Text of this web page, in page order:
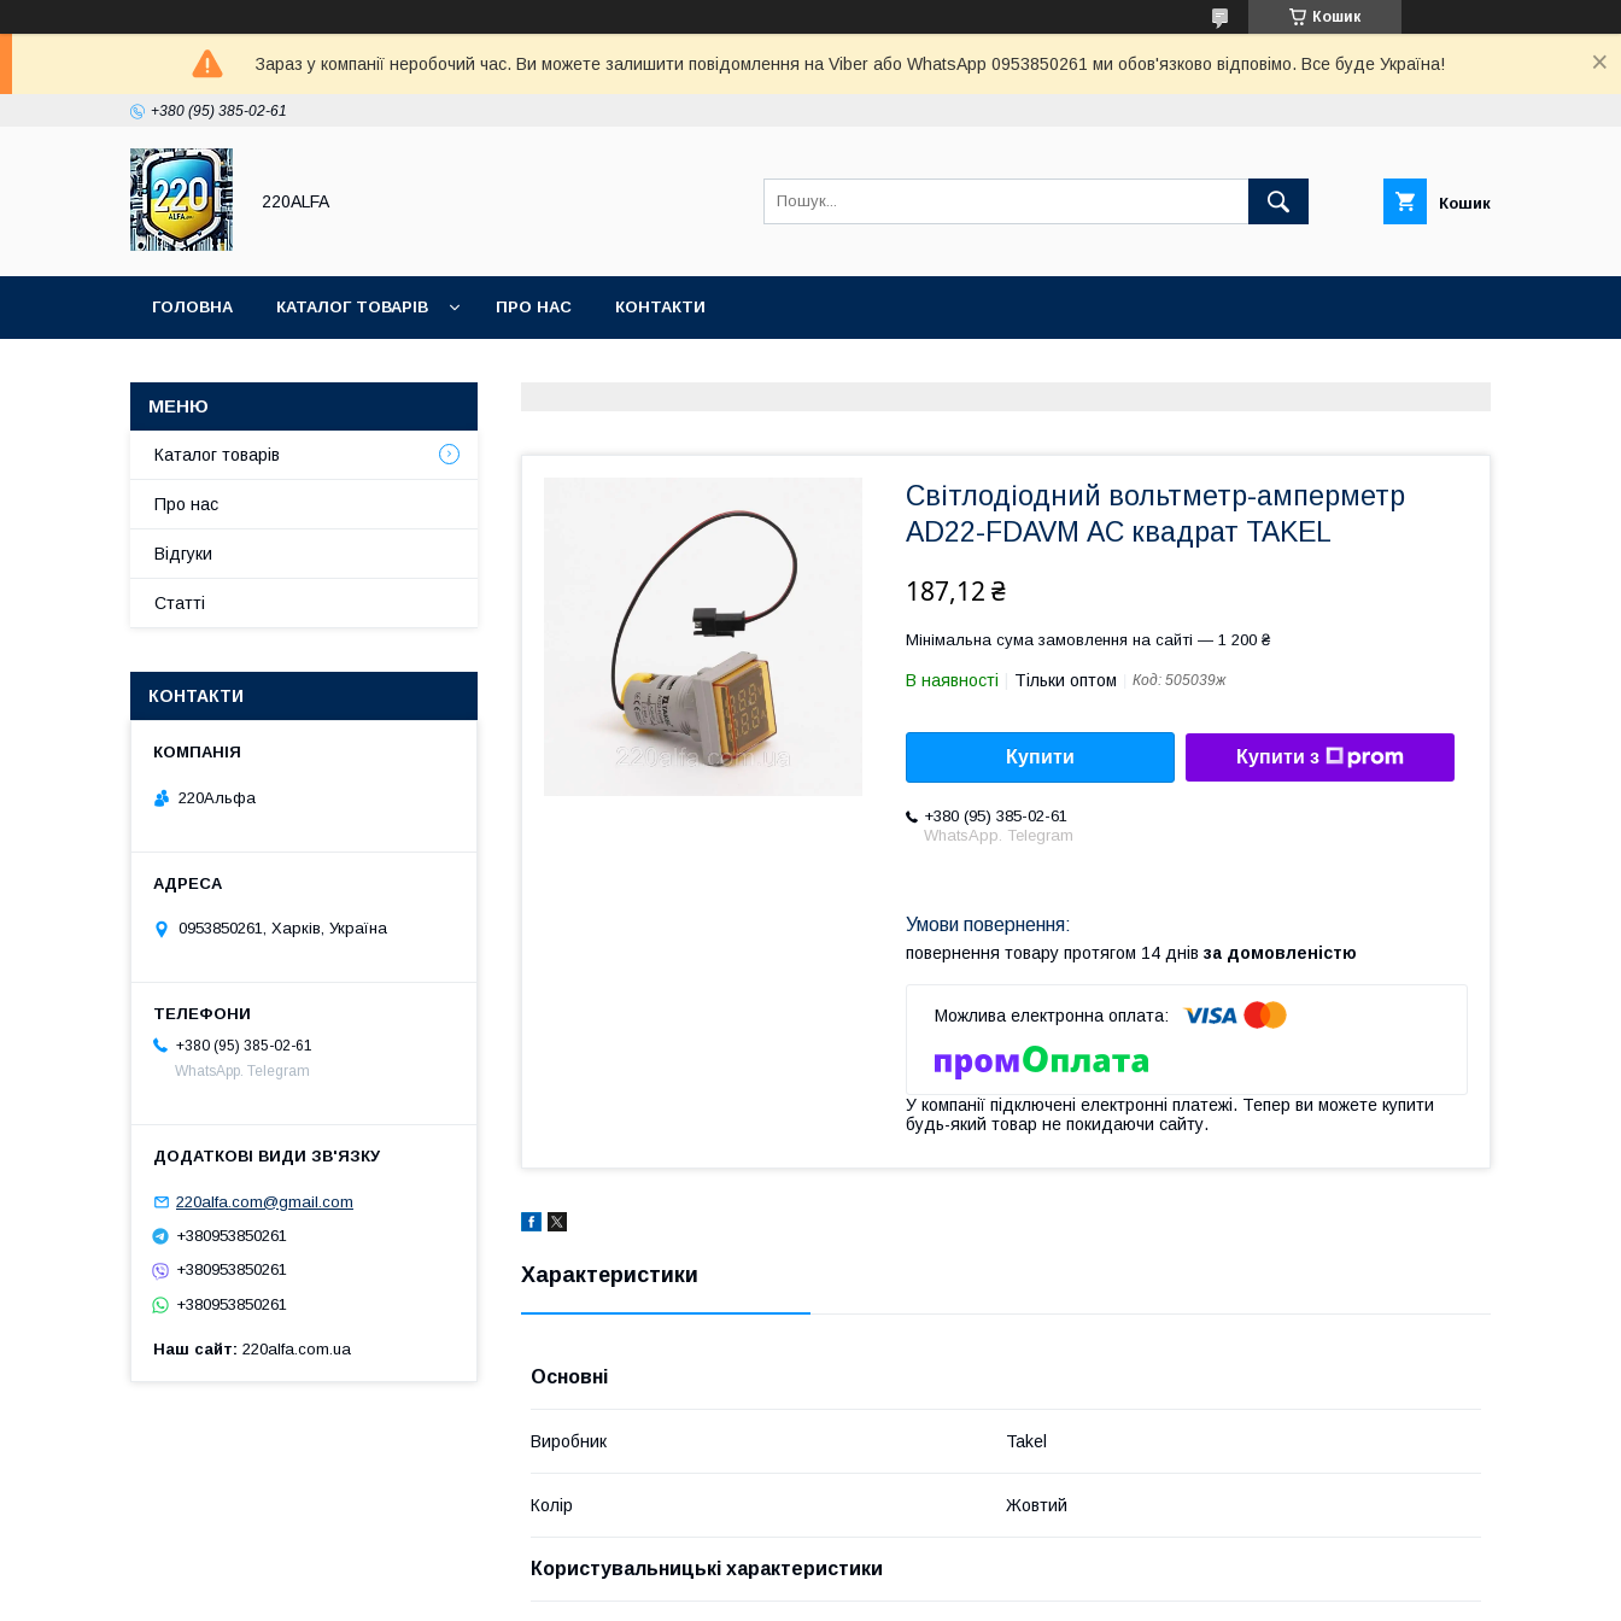
Кошик
Зараз у компанії неробочий час. Ви можете залишити повідомлення на Viber або WhatsApp 0953850261 ми обов'язково відповімо. Все буде Україна!
+380 (95) 385-02-61
220ALFA Кошик
ГОЛОВНА КАТАЛОГ ТОВАРІВ ПРО НАС КОНТАКТИ
Світлодіодний вольтметр-амперметр
AD22-FDAVM АC квадрат TAKEL
187,12 ₴
Мінімальна сума замовлення на сайті — 1 200 ₴
В наявності Тільки оптом Код: 505039ж
Купити Купити з
+380 (95) 385-02-61
WhatsApp. Telegram
повернення товару протягом 14 днів за домовленістю
У компанії підключені електронні платежі. Тепер ви можете купити
будь-який товар не покидаючи сайту.
Характеристики
Основні
Виробник Takel
Колір Жовтий
Користувальницькі характеристики
Каталог товарів
Про нас
Відгуки
Статті
КОНТАКТИ
220Альфа
0953850261, Харків, Україна
+380 (95) 385-02-61
WhatsApp. Telegram
220alfa.com@gmail.com
+380953850261
+380953850261
+380953850261
Наш сайт 220alfa.com.ua